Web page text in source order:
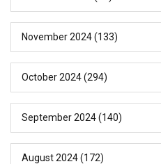
November 2024(133)
October 2024(294)
September 2024(140)
August 2024(172)